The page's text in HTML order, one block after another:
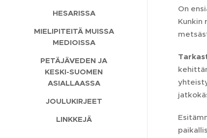
HESARISSA
MIELIPITEITÄ MUISSA
MEDIOISSA
PETÄJÄVEDEN JA
KESKI-SUOMEN
ASIALLAASSA
JOULUKIRJEET
LINKKEJÄ
On
Kunkin